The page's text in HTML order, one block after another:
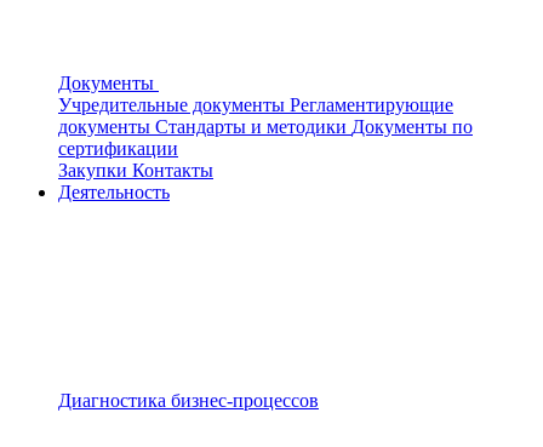
Документы
Учредительные документы Регламентирующие
документы Стандарты и методики Документы по
сертификации
Закупки Контакты
Деятельность
Диагностика бизнес-процессов